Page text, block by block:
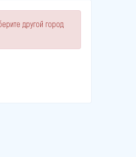
другой город